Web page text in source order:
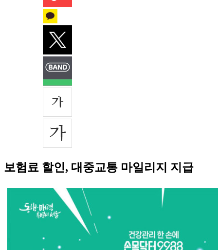
보험료 할인, 대중교통 마일리지 지급